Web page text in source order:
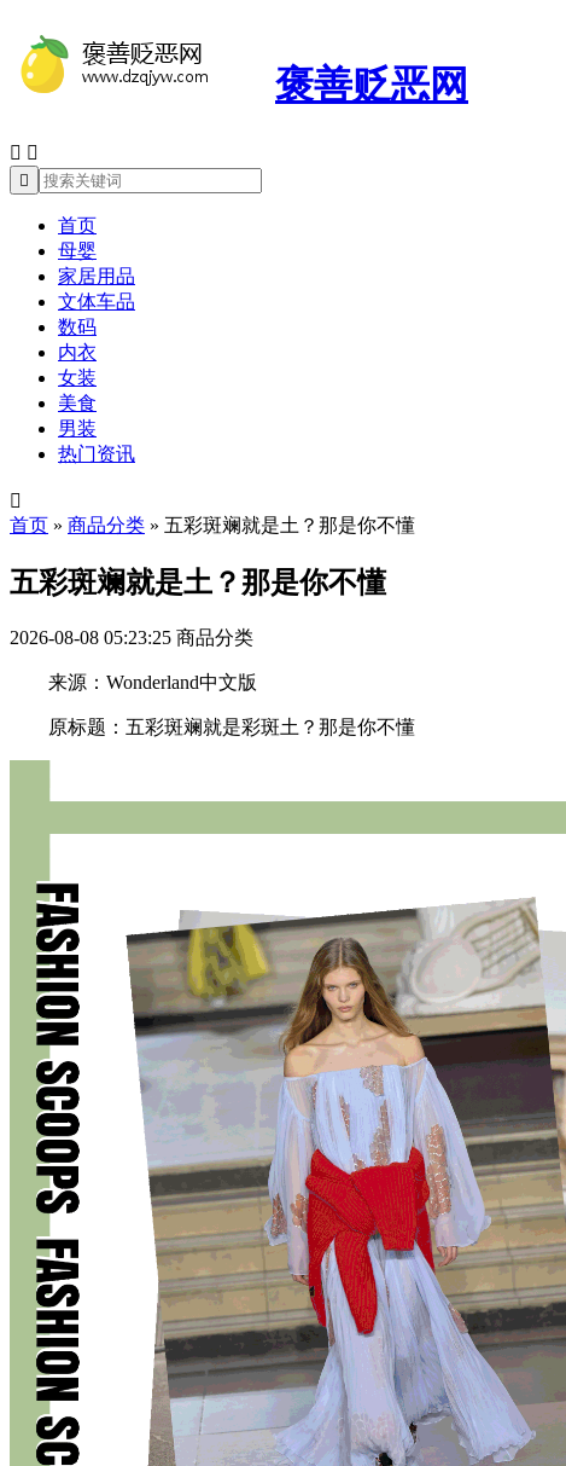
褒善贬恶网
 

首页
母婴
家居用品
文体车品
数码
内衣
女装
美食
男装
热门资讯

首页 » 商品分类 » 五彩斑斓就是土？那是你不懂
五彩斑斓就是土？那是你不懂
2026-08-08 05:23:25 商品分类
来源：Wonderland中文版
原标题：五彩斑斓就是彩斑土？那是你不懂